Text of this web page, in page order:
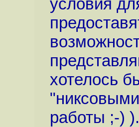
условия
хотелось
работы ;-)